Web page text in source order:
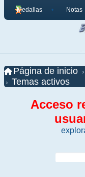
Medallas Notas
Página de inicio
Temas activos
Acceso